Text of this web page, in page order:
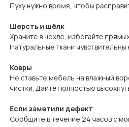
Пуху нужно время, чтобы
Шерсть и шёлк
Храните в чехле, избегайте
Натуральные ткани чувствительны
Ковры
Не ставьте мебель на влажный
чистки. Дайте полностью
Если заметили дефект
Сообщите в течение 24 часов с